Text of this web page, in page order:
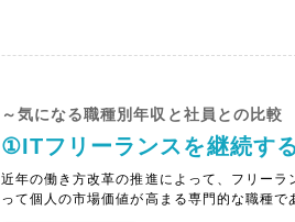
～気になる職種別年収と社員との比較
①ITフリーランスを継続す
近年の働き方改革の推進によって、フリー
って個人の市場価値が高まる専門的な職種